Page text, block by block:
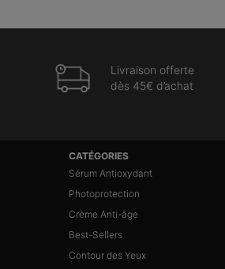
Livraison offerte
dès 45€ d’achat
Navigation du pied de page
CATÉGORIES
Sérum Antioxydant
Photoprotection
Crème Anti-âge
Best-Sellers
Contour des Yeux